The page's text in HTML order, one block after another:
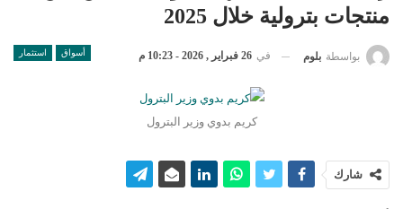
منتجات بترولية خلال 2025
أسواق استثمار بواسطة بلوم في 26 فبراير , 2026 - 10:23 م
كريم بدوي وزير البترول
شارك